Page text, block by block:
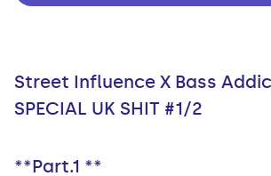
Street Influence X Bass
SPECIAL UK SHIT #1/2
**Part.1 **